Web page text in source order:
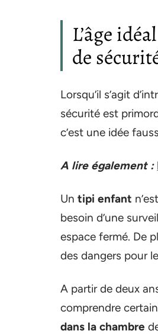
L’âge
de
Lorsqu’il s’agit
sécurité est
c’est une idée
A lire également :
Un tipi enfant
besoin d’une
espace fermé. De
des dangers pour
A partir de deux
comprendre
dans la chambre